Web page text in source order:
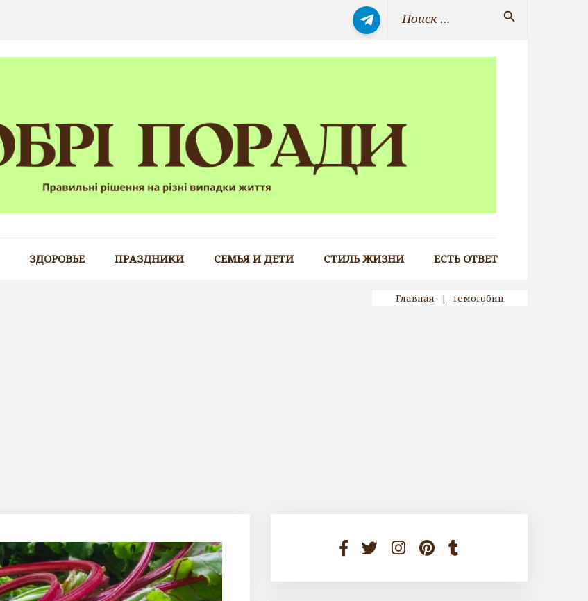
search
ЗДОРОВЬЕ ПРАЗДНИКИ СЕМЬЯ И ДЕТИ СТИЛЬ ЖИЗНИ ЕСТЬ ОТВЕТ
Главная | гемогобин